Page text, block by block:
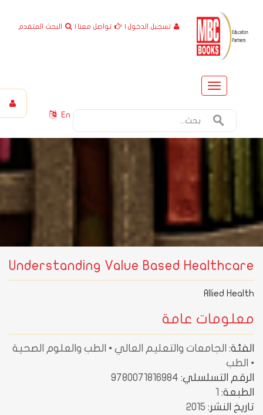
| البحث المتقدم | تواصل معنا تسجيل الدخول
Toggle
navigation
En
Understanding Value Based Healthcare
Allied Health
معلومات عامة
الفئة: الجامعات والتعليم العالي • الطب والعلوم الصحية
• الطب
الرقم التسلسلي: 9780071816984
الطبعة: 1
تاريخ النشر: 2015